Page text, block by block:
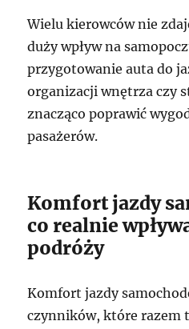
Wielu kierowców nie
duży wpływ na
przygotowanie auta do
organizacji wnętrza czy
znacząco poprawić
pasażerów.
Komfort jazdy
co realnie
podróży
Komfort jazdy
czynników, które razem